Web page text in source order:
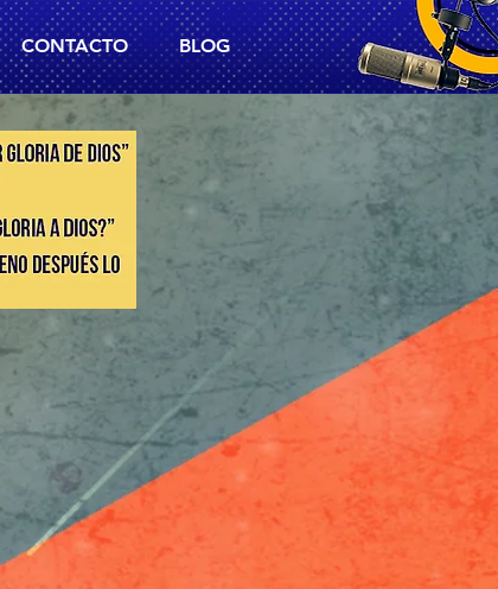
CONTACTO BLOG